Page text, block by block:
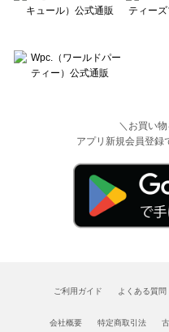
＼お買い
アプリ新規会員登録
ご利用ガイド よくある質問
会社概要 特定商取引法